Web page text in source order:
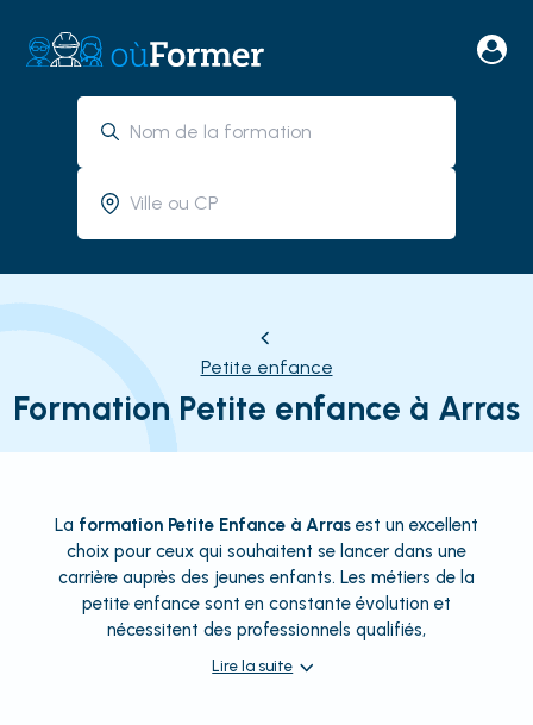
Petite enfance
Formation Petite enfance à Arras
La formation Petite Enfance à Arras est un excellent
choix pour ceux qui souhaitent se lancer dans une
carrière auprès des jeunes enfants. Les métiers de la
petite enfance sont en constante évolution et
nécessitent des professionnels qualifiés,
Lire la suite